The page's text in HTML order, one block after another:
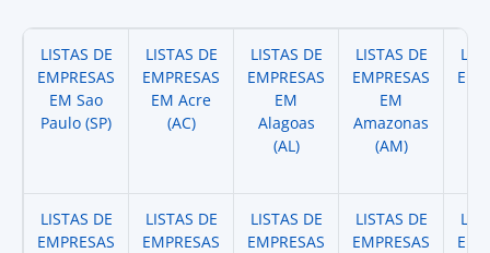
LISTAS DE
EMPRESAS
EM Sao
Paulo (SP)
LISTAS DE
EMPRESAS
EM Acre
(AC)
LISTAS DE
EMPRESAS
EM
Alagoas
(AL)
LISTAS DE
EMPRESAS
EM
Amazonas
(AM)
LISTAS DE
EMPRESAS
LISTAS DE
EMPRESAS
LISTAS DE
EMPRESAS
LISTAS DE
EMPRESAS